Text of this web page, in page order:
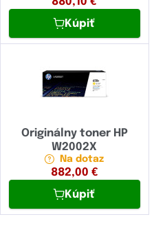
Kúpiť
Originálny toner HP
W2002X
Na dotaz
882,00 €
Kúpiť